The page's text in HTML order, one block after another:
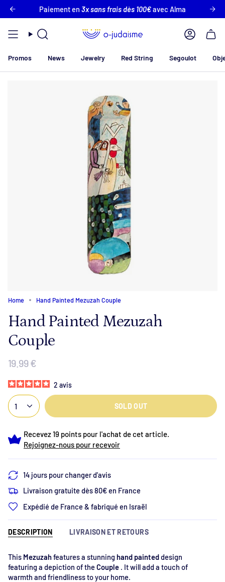
Paiement en 3x sans frais dès 100€avec Alma
en France ! Plus que80 €pour obtenir la livraison
Search Account
Promos News Jewelry Red String Segoulot
Home Hand Painted Mezuzah Couple
Hand Painted Mezuzah
Couple
19.99 €
2 avis
1 SOLD OUT
Recevez 19 points pour l'achat de cet article.
Rejoignez-nous pour recevoir
14 jours pour changer d'avis
Livraison gratuite dès 80€ en France
Expédié de France & fabriqué en Israël
DESCRIPTION LIVRAISON ET RETOURS
This Mezuzahfeatures a stunning hand painteddesign
featuring a depiction of theCouple . It will add a touch of
warmth and friendliness to your home.